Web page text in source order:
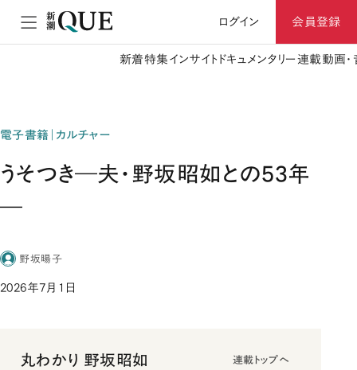
ログイン 会員登録
新着特集 インサイト ドキュメンタリー 連載動画
電子書籍｜カルチャー
うそつき―夫・野坂昭如との53年
―
野坂暘子
2026年7月1日
丸わかり 野坂昭如 連載トップへ